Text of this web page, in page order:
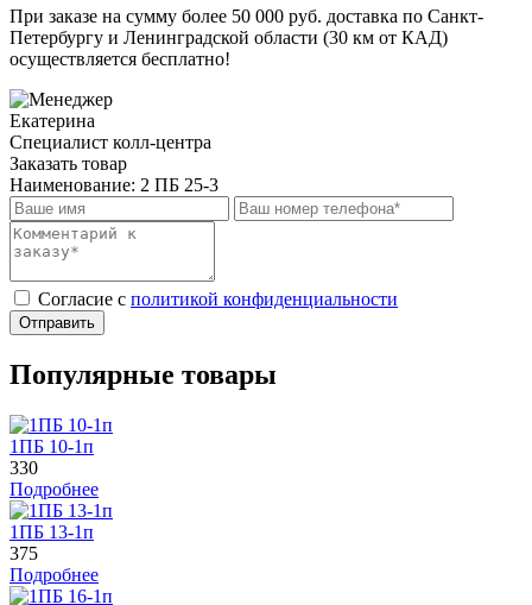
При заказе на сумму более 50 000 руб. доставка по Санкт-
Петербургу и Ленинградской области (30 км от КАД)
осуществляется бесплатно!
Екатерина
Специалист колл-центра
Заказать товар
Наименование: 2 ПБ 25-3
Cогласие с политикой конфиденциальности
Отправить
Популярные товары
1ПБ 10-1п
330
Подробнее
1ПБ 13-1п
375
Подробнее